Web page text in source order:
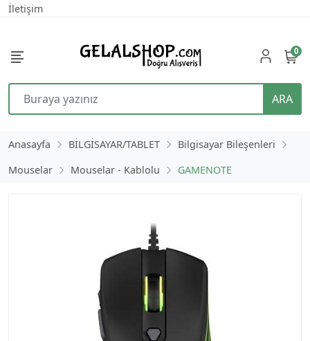
İletişim
ARA
0
Anasayfa BİLGİSAYAR/TABLET
Bilgisayar Bileşenleri
Mouselar
Mouselar - Kablolu GAMENOTE